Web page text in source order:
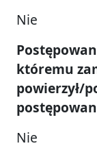
Nie
któremu
powierzył/
Nie